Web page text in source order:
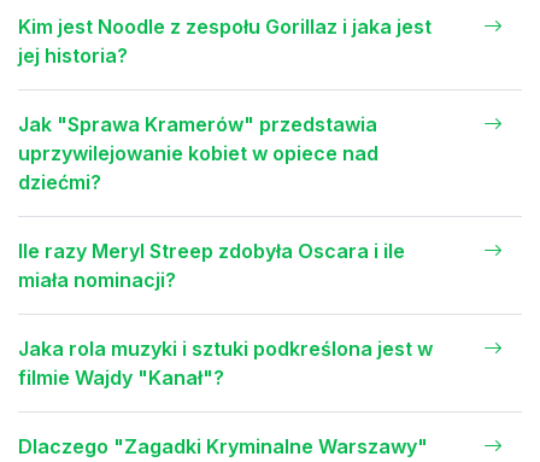
Kim jest Noodle z zespołu Gorillaz i jaka jest
jej historia?
Jak "Sprawa Kramerów" przedstawia
uprzywilejowanie kobiet w opiece nad
dziećmi?
Ile razy Meryl Streep zdobyła Oscara i ile
miała nominacji?
Jaka rola muzyki i sztuki podkreślona jest w
filmie Wajdy "Kanał"?
Dlaczego "Zagadki Kryminalne Warszawy"